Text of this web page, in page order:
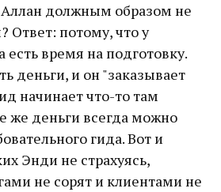
должным образом не
Ответ: потому, что у
есть время на подготовку.
деньги, и он "заказывает
начинает что-то там
же деньги всегда можно
гида. Вот и
Энди не страхуясь,
не сорят и клиентами не